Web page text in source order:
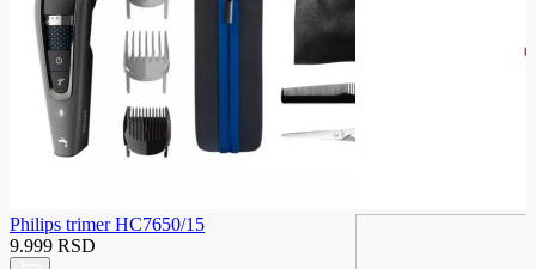
Philips trimer HC7650/15
9.999 RSD